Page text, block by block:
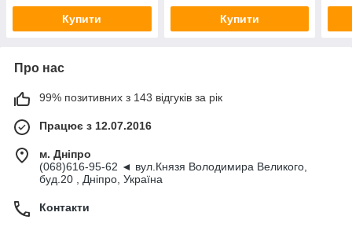
Купити Купити
Про нас
99% позитивних з 143 відгуків за рік
Працює з 12.07.2016
м. Дніпро
(068)616-95-62 ◄ вул.Князя Володимира Великого,
буд.20 , Дніпро, Україна
Контакти